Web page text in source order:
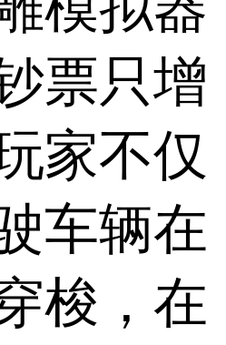
票只增
家不仅
车辆在
梭，在